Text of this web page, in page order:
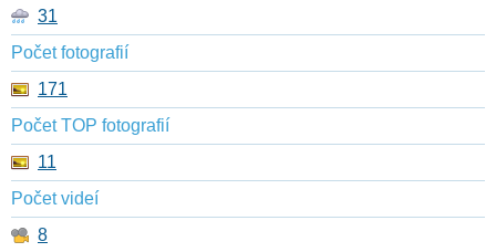
31
Počet fotografií
171
Počet TOP fotografií
11
Počet videí
8